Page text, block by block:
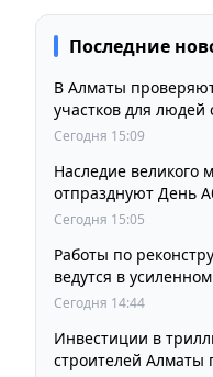
Последние
В Алматы
участков для
Сегодня 15:09
Наследие великого
отпразднуют День
Сегодня 15:05
Работы по
ведутся в
Сегодня 14:44
Инвестиции в
строителей Алматы